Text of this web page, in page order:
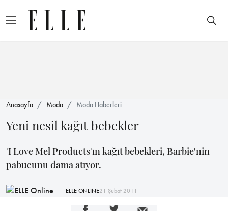
Anasayfa Moda Moda Haberleri
Yeni nesil kağıt bebekler
'I Love Mel Products'ın kağıt bebekleri, Barbie'nin
pabucunu dama atıyor.
ELLE ONLİNE21 Şubat 2011